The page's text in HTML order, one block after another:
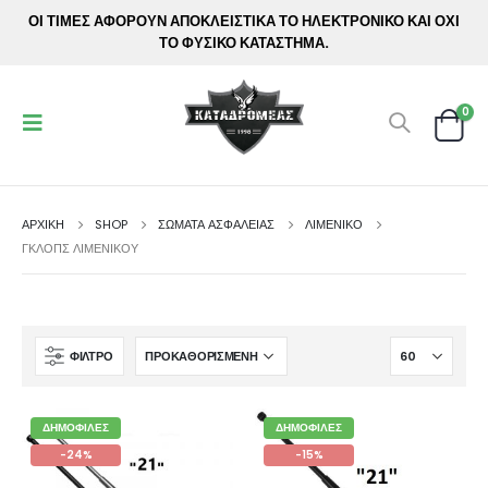
ΟΙ ΤΙΜΕΣ ΑΦΟΡΟΥΝ ΑΠΟΚΛΕΙΣΤΙΚΑ ΤΟ ΗΛΕΚΤΡΟΝΙΚΟ ΚΑΙ ΟΧΙ
ΤΟ ΦΥΣΙΚΟ ΚΑΤΑΣΤΗΜΑ.
0
ΑΡΧΙΚΉ SHOP ΣΩΜΑΤΑ ΑΣΦΑΛΕΙΑΣ
ΛΙΜΕΝΙΚΌ
ΓΚΛΟΠΣ ΛΙΜΕΝΙΚΟΎ
ΦΊΛΤΡΟ
ΔΗΜΟΦΙΛΈΣ
-24%
ΔΗΜΟΦΙΛΈΣ
-15%